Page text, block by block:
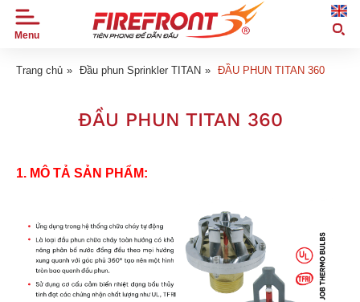
Menu
CHỦ
ỨNG
DỤNG
Trang chủ » Đầu phun Sprinkler TITAN » ĐẦU PHUN TITAN 360
ĐẦU PHUN TITAN 360
1. MÔ TẢ SẢN PHẨM: